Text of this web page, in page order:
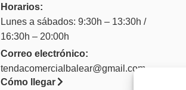
Horarios:
Lunes a sábados: 9:30h – 13:30h /
16:30h – 20:00h
Correo electrónico:
tendacomercialbalear@gmail.com
Cómo llegar